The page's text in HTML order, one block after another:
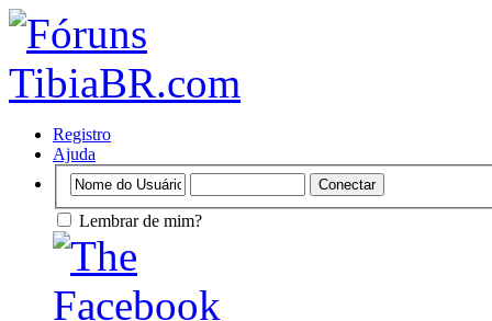
Registro
Ajuda
Lembrar de mim?